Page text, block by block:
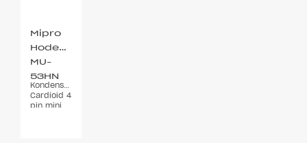
Mipro
Hodebøylemikrofon
MU-
53HN
Sort
Kondensator
Cardioid 4
pin mini